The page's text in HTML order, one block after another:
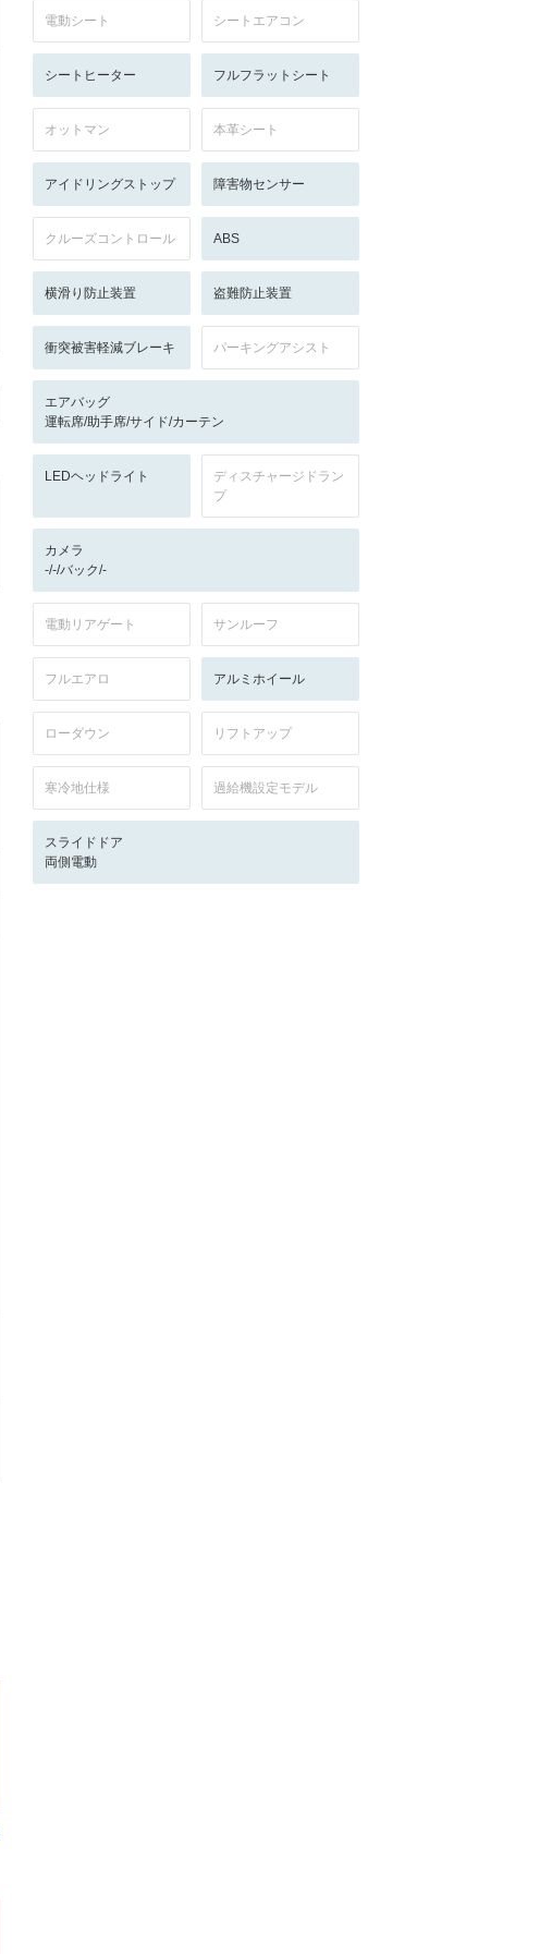
電動シート シートエアコン
シートヒーター フルフラットシート
オットマン 本革シート
アイドリングストップ 障害物センサー
クルーズコントロール ABS
横滑り防止装置 盗難防止装置
衝突被害軽減ブレーキ パーキングアシスト
エアバッグ
運転席/助手席/サイド/カーテン
LEDヘッドライト
ディスチャージドラン
プ
カメラ
-/-/バック/-
電動リアゲート サンルーフ
フルエアロ アルミホイール
ローダウン リフトアップ
寒冷地仕様 過給機設定モデル
スライドドア
両側電動